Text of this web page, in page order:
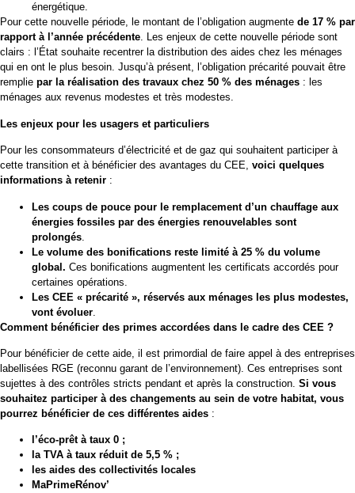
énergétique.
Pour cette nouvelle période, le montant de l’obligation augmente de 17 % par
rapport à l’année précédente. Les enjeux de cette nouvelle période sont
clairs : l’État souhaite recentrer la distribution des aides chez les ménages
qui en ont le plus besoin. Jusqu’à présent, l’obligation précarité pouvait être
remplie par la réalisation des travaux chez 50 % des ménages : les
ménages aux revenus modestes et très modestes.
Les enjeux pour les usagers et particuliers
Pour les consommateurs d’électricité et de gaz qui souhaitent participer à
cette transition et à bénéficier des avantages du CEE, voici quelques
informations à retenir :
Les coups de pouce pour le remplacement d’un chauffage aux
énergies fossiles par des énergies renouvelables sont
prolongés
Le volume des bonifications reste limité à 25 % du volume
global. Ces bonifications augmentent les certificats accordés pour
certaines opérations.
Les CEE « précarité », réservés aux ménages les plus modestes,
vont évoluer
Comment bénéficier des primes accordées dans le cadre des CEE ?
Pour bénéficier de cette aide, il est primordial de faire appel à des entreprises
labellisées RGE (reconnu garant de l’environnement). Ces entreprises sont
sujettes à des contrôles stricts pendant et après la construction. Si vous
souhaitez participer à des changements au sein de votre habitat, vous
pourrez bénéficier de ces différentes aides :
l’éco-prêt à taux 0 ;
la TVA à taux réduit de 5,5 % ;
les aides des collectivités locales
MaPrimeRénov’